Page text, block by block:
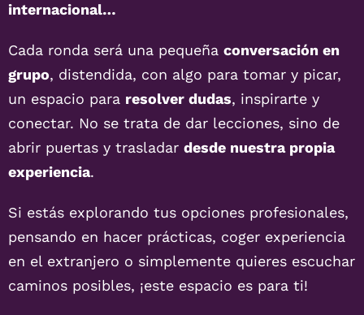
internacional…
Cada ronda será una pequeña conversación en
grupo, distendida, con algo para tomar y picar,
un espacio para resolver dudas, inspirarte y
conectar. No se trata de dar lecciones, sino de
abrir puertas y trasladar desde nuestra propia
experiencia.
Si estás explorando tus opciones profesionales,
pensando en hacer prácticas, coger experiencia
en el extranjero o simplemente quieres escuchar
caminos posibles, ¡este espacio es para ti!